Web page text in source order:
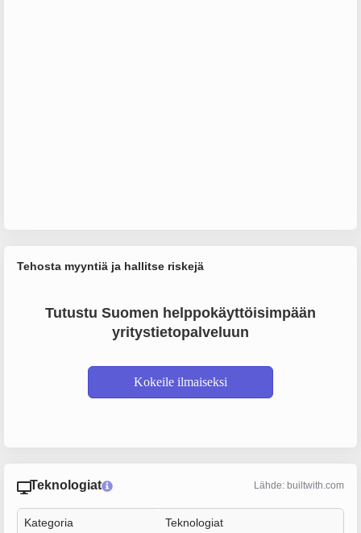
Tehosta myyntiä ja hallitse riskejä
Tutustu Suomen helppokäyttöisimpään
yritystietopalveluun
Kokeile ilmaiseksi
Teknologiat Lähde: builtwith.com
Kategoria Teknologiat